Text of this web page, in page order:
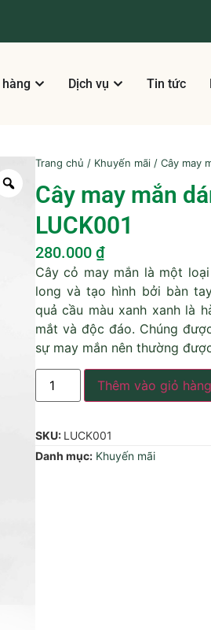
Dịch vụ Tin tức
Trang chủ / Khuyến mãi / Cây may
Cây may mắn
LUCK001
280.000 ₫
Cây cỏ may mắn là một
long và tạo hình bởi bàn
quả cầu màu xanh xanh là
mắt và độc đáo. Chúng
sự may mắn nên thường
Thêm vào giỏ
SKU: LUCK001
Danh mục: Khuyến mãi